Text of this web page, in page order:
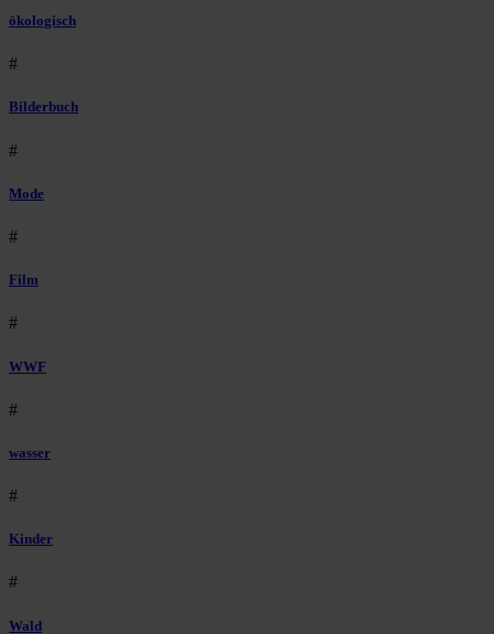
ökologisch
#
Bilderbuch
#
Mode
#
Film
#
WWF
#
wasser
#
Kinder
#
Wald